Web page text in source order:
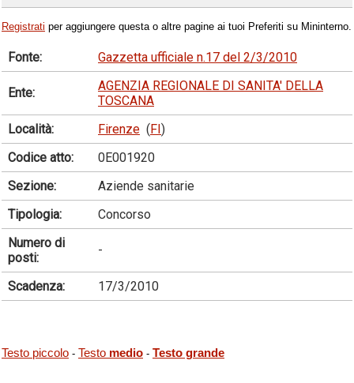
Registrati per aggiungere questa o altre pagine ai tuoi Preferiti su Mininterno.
Fonte: Gazzetta ufficiale n.17 del 2/3/2010
Ente:
AGENZIA REGIONALE DI SANITA' DELLA
TOSCANA
Località:
Firenze (FI)
Codice atto:
0E001920
Sezione:
Aziende sanitarie
Tipologia:
Concorso
Numero di
posti:
-
Scadenza: 17/3/2010
Testo piccolo - Testo medio - Testo grande